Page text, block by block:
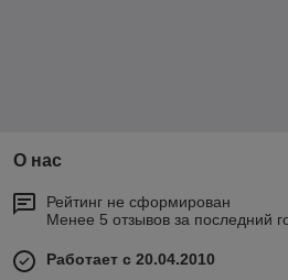
О нас
Рейтинг не сформирован
Менее 5 отзывов за последний
Работает с 20.04.2010